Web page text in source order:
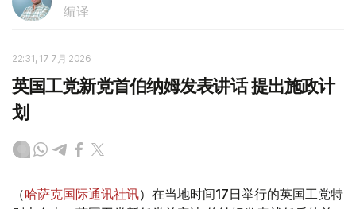
编译
22:31, 17 7月 2026
英国工党新党首伯纳姆发表讲话 提出施政计
划
（哈萨克国际通讯社讯）在当地时间17日举行的英国工党特